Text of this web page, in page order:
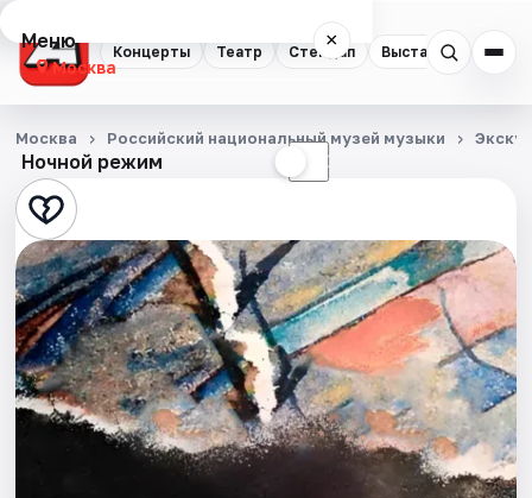
Концерты Театр Стендап Выставки
Меню ×
Москва
Концерты
Театр
Стендап
Выставки
Квесты
Экскурсии
Спорт
Ночной режим ☾
Москва Российский национальный музей музыки